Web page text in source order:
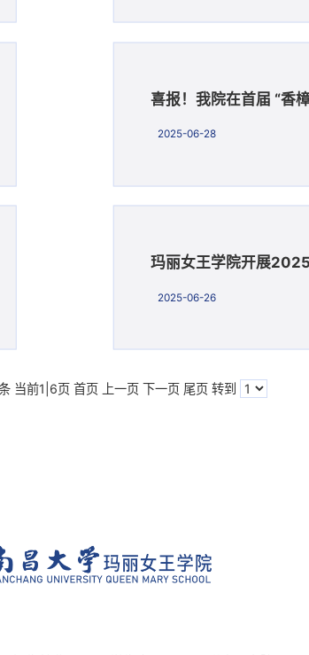
喜报！我院在首届 “香
2025-06-28
玛丽女王学院开展
2025-06-26
当前1|6页 首页 上一页 下一页 尾页转到